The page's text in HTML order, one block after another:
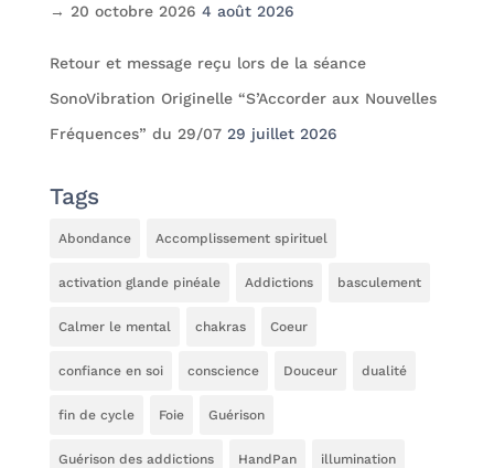
→ 20 octobre 2026 4 août 2026
Retour et message reçu lors de la séance
SonoVibration Originelle “S’Accorder aux Nouvelles
Fréquences” du 29/07 29 juillet 2026
Tags
Abondance Accomplissement spirituel
activation glande pinéale Addictions basculement
Calmer le mental chakras Coeur
confiance en soi conscience Douceur dualité
fin de cycle Foie Guérison
Guérison des addictions HandPan illumination